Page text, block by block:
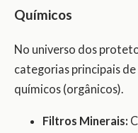
Químicos
No universo dos
categorias principais
químicos (orgânicos).
Filtros Minerais: